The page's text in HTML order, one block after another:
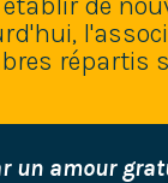
répartis
un amour